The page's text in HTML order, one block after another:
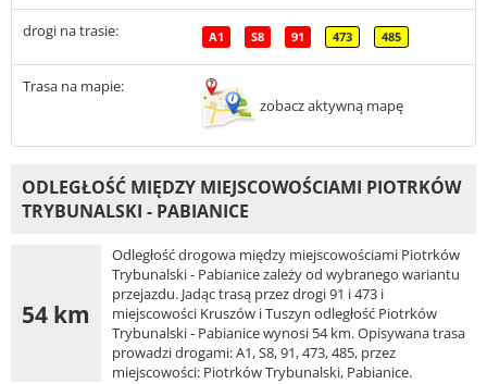
drogi na trasie: A1 S8 91 473 485
Trasa na mapie:
zobacz aktywną mapę
ODLEGŁOŚĆ MIĘDZY MIEJSCOWOŚCIAMI PIOTRKÓW
TRYBUNALSKI - PABIANICE
54 km
Odległość drogowa między miejscowościami Piotrków
Trybunalski - Pabianice zależy od wybranego wariantu
przejazdu. Jadąc trasą przez drogi 91 i 473 i
miejscowości Kruszów i Tuszyn odległość Piotrków
Trybunalski - Pabianice wynosi 54 km. Opisywana trasa
prowadzi drogami: A1, S8, 91, 473, 485, przez
miejscowości: Piotrków Trybunalski, Pabianice.